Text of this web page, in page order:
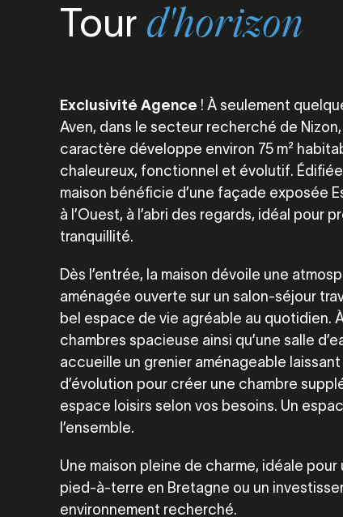
Tour d'horizon
Exclusivité Agence ! À seulement
Aven, dans le secteur recherché de
caractère développe environ 75 m²
chaleureux, fonctionnel et évolutif.
maison bénéficie d’une façade exposée
à l’Ouest, à l’abri des regards, idéal pour
tranquillité.
Dès l’entrée, la maison dévoile une
aménagée ouverte sur un salon-séjour
bel espace de vie agréable au quotidien.
chambres spacieuse ainsi qu’une salle
accueille un grenier aménageable
d’évolution pour créer une chambre
espace loisirs selon vos besoins. Un
l’ensemble.
Une maison pleine de charme, idéale
pied-à-terre en Bretagne ou un
environnement recherché.